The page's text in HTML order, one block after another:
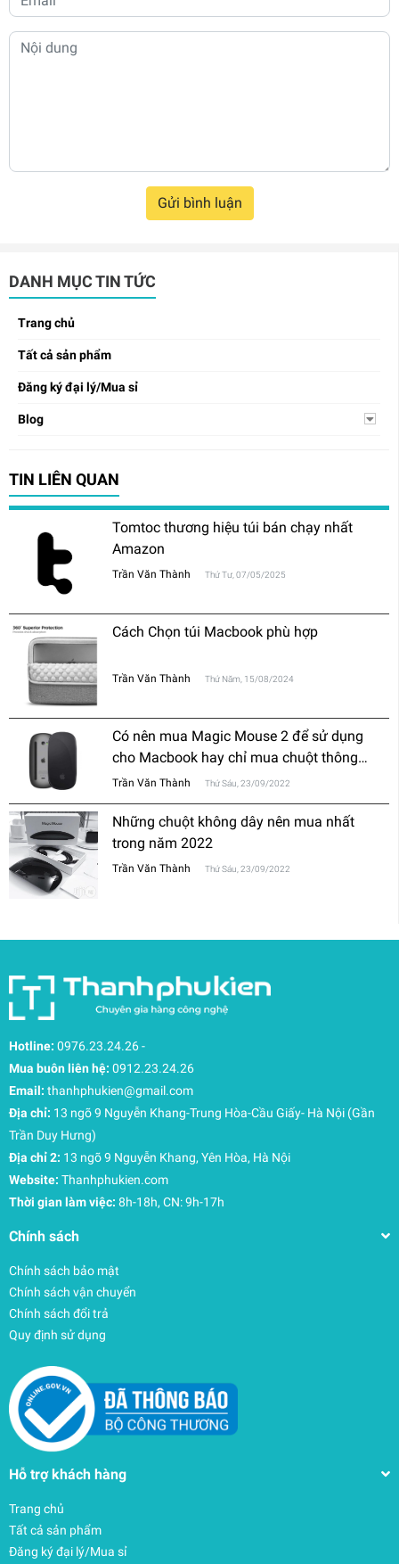
DANH MỤC TIN TỨC
Trang chủ
Tất cả sản phẩm
Đăng ký đại lý/Mua sỉ
Blog
TIN LIÊN QUAN
Tomtoc thương hiệu túi bán chạy nhất
Amazon
Trần Văn Thành Thứ Tư, 07/05/2025
Cách Chọn túi Macbook phù hợp
Trần Văn Thành Thứ Năm, 15/08/2024
Có nên mua Magic Mouse 2 để sử dụng
cho Macbook hay chỉ mua chuột thông
thường?
Trần Văn Thành Thứ Sáu, 23/09/2022
Những chuột không dây nên mua nhất
trong năm 2022
Trần Văn Thành Thứ Sáu, 23/09/2022
Gửi bình luận
Hotline: 0976.23.24.26-
Mua buôn liên hệ: 0912.23.24.26
Email: thanhphukien@gmail.com
Địa chỉ: 13 ngõ 9 Nguyễn Khang-Trung Hòa-Cầu Giấy- Hà Nội (Gần
Trần Duy Hưng)
Địa chỉ 2: 13 ngõ 9 Nguyễn Khang, Yên Hòa, Hà Nội
Website: Thanhphukien.com
Thời gian làm việc: 8h-18h, CN: 9h-17h
Chính sách
Chính sách bảo mật
Chính sách vận chuyển
Chính sách đổi trả
Quy định sử dụng
Hỗ trợ khách hàng
Trang chủ
Tất cả sản phẩm
Đăng ký đại lý/Mua sỉ